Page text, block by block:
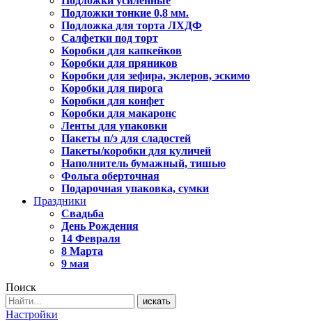
Подложки тонкие 0,8 мм.
Подложка для торта ЛХДФ
Салфетки под торт
Коробки для капкейков
Коробки для пряников
Коробки для зефира, эклеров, эскимо
Коробки для пирога
Коробки для конфет
Коробки для макаронс
Ленты для упаковки
Пакеты п/э для сладостей
Пакеты/коробки для куличей
Наполнитель бумажный, тишью
Фольга оберточная
Подарочная упаковка, сумки
Праздники
Свадьба
День Рождения
14 Февраля
8 Марта
9 мая
Поиск
искать
Настройки